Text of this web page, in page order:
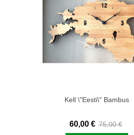
Kell \"Eesti\" Bambus
60,00 € 75,00 €